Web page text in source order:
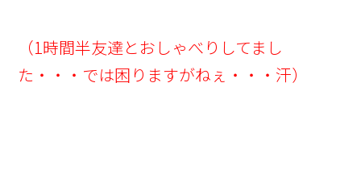
（1時間半友達とおしゃべりしてまし
た・・・では困りますがねぇ・・・汗）